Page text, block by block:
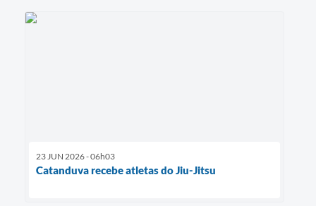
23 JUN 2026 - 06h03
Catanduva recebe atletas do Jiu-Jitsu